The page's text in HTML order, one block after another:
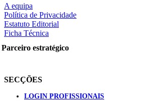
nas redes sociais:
A equipa
Política de Privacidade
Estatuto Editorial
Ficha Técnica
Parceiro estratégico
SECÇÕES
LOGIN PROFISSIONAIS